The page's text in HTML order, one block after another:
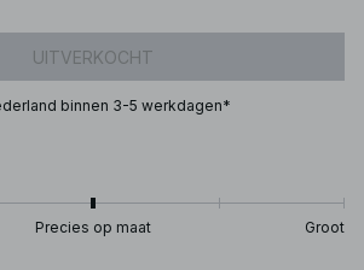
UITVERKOCHT
binnen 3-5 werkdagen*
Precies op maat Groot